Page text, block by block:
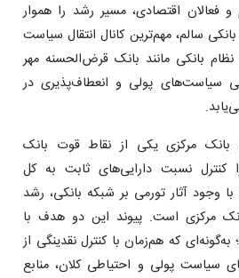
فعالان اقتصادی، مسیر رشد را هموار
سالم، مهم‌ترین کانال انتقال سیاست
بانکی مانند بانک قرض‌الحسنه مهر
سیاست‌های پولی و انعطاف‌پذیری در
بانک مرکزی یکی از نقاط قوت بانک
کنترل نسبت دارایی‌های ثابت به کل
وجود آثار تورمی بر شبکه بانکی، رشد
مرکزی است. پیوند این دو هدف با
که هم‌زمان با کنترل نقدینگی از
سیاست پولی و احتیاطی کلان، منابع